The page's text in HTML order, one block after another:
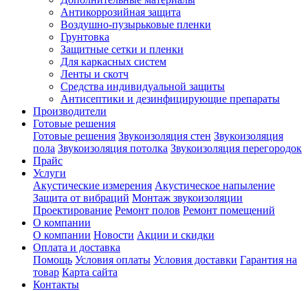
Антикоррозийная защита
Воздушно-пузырьковые пленки
Грунтовка
Защитные сетки и пленки
Для каркасных систем
Ленты и скотч
Средства индивидуальной защиты
Антисептики и дезинфицирующие препараты
Производители
Готовые решения
Готовые решения Звукоизоляция стен Звукоизоляция
пола Звукоизоляция потолка Звукоизоляция перегородок
Прайс
Услуги
Акустические измерения Акустическое напыление
Защита от вибраций Монтаж звукоизоляции
Проектирование Ремонт полов Ремонт помещений
О компании
О компании Новости Акции и скидки
Оплата и доставка
Помощь Условия оплаты Условия доставки Гарантия на
товар Карта сайта
Контакты